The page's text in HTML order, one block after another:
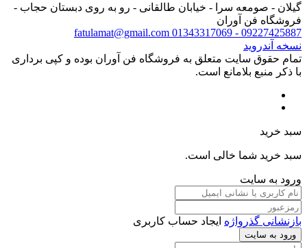
گیلان - صومعه سرا - خیابان طالقانی - رو به روی دبستان حجاب -
فروشگاه فن آوران
09227425887 - 01343317069
fatulamat@gmail.com
نسخه آندروید
تمام حقوق سایت متعلق به فروشگاه فن آوران بوده و کپی برداری
با ذکر منبع بلامانع است.
سبد خرید
سبد خرید شما خالی است.
ورود به سایت
بازنشانی گذرواژه ایجاد حساب کاربری
ورود به سایت